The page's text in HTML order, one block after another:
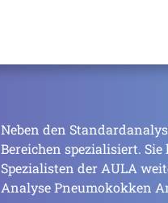
Neben den
Bereichen spezialisiert.
Spezialisten der AULA
Analyse Pneumokokken